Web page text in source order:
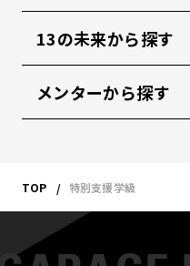
13の未来から探す
メンターから探す
TOP 特別支援学級